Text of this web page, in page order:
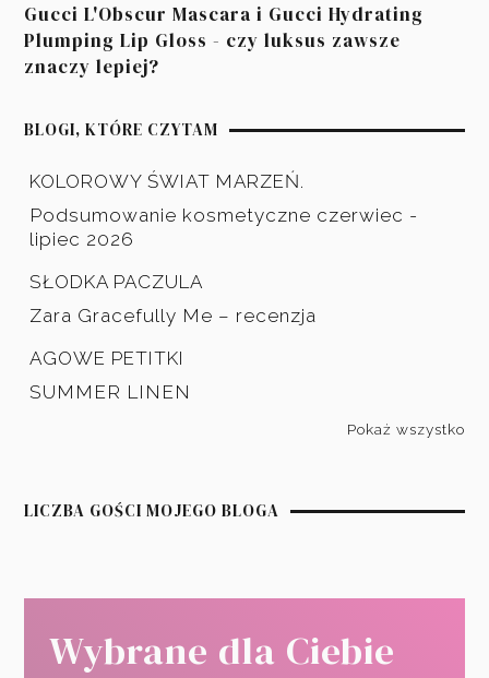
Gucci L'Obscur Mascara i Gucci Hydrating
Plumping Lip Gloss - czy luksus zawsze
znaczy lepiej?
BLOGI, KTÓRE CZYTAM
KOLOROWY ŚWIAT MARZEŃ.
Podsumowanie kosmetyczne czerwiec -
lipiec 2026
SŁODKA PACZULA
Zara Gracefully Me – recenzja
AGOWE PETITKI
SUMMER LINEN
Pokaż wszystko
LICZBA GOŚCI MOJEGO BLOGA
Wybrane dla Ciebie